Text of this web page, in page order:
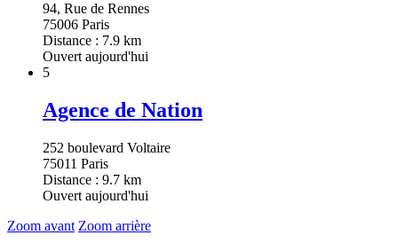
94, Rue de Rennes
75006 Paris
Distance : 7.9 km
Ouvert aujourd'hui
5
Agence de Nation
252 boulevard Voltaire
75011 Paris
Distance : 9.7 km
Ouvert aujourd'hui
Zoom avant Zoom arrière